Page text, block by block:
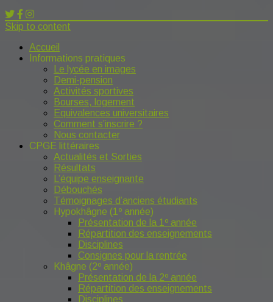
Skip to content
Accueil
Informations pratiques
Le lycée en images
Demi-pension
Activités sportives
Bourses, logement
Equivalences universitaires
Comment s’inscrire ?
Nous contacter
CPGE littéraires
Actualités et Sorties
Résultats
L’équipe enseignante
Débouchés
Témoignages d’anciens étudiants
Hypokhâgne (1º année)
Présentation de la 1º année
Répartition des enseignements
Disciplines
Consignes pour la rentrée
Khâgne (2º année)
Présentation de la 2º année
Répartition des enseignements
Disciplines